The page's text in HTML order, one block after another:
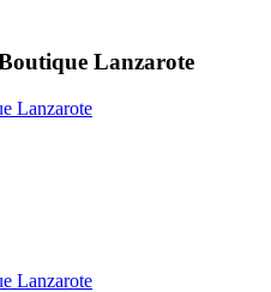
Lanzarote
Lanzarote
Lanzarote